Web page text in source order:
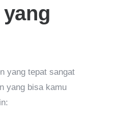
yang tepat sangat
yang bisa kamu